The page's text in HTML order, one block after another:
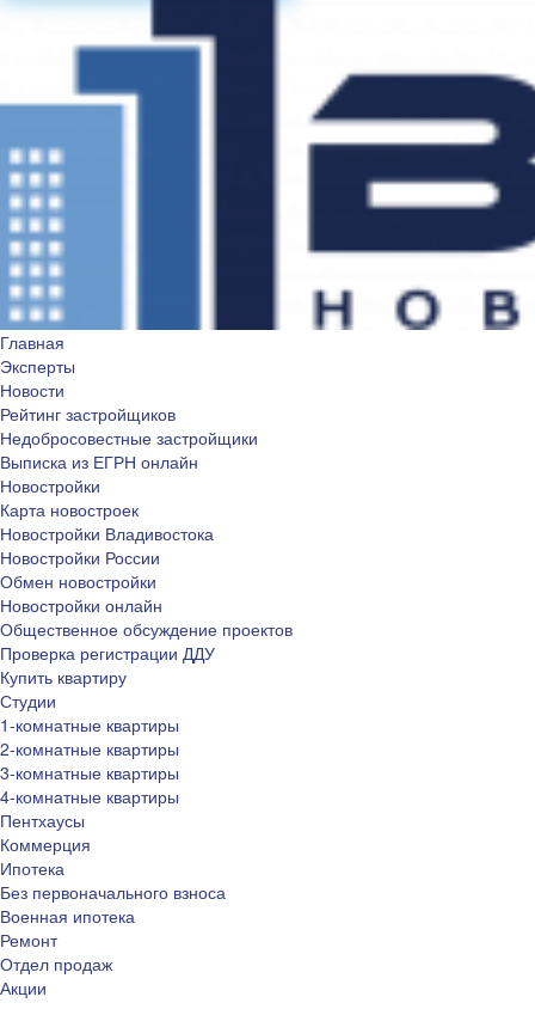
Главная
Эксперты
Новости
Рейтинг застройщиков
Недобросовестные застройщики
Выписка из ЕГРН онлайн
Новостройки
Карта новостроек
Новостройки Владивостока
Новостройки России
Обмен новостройки
Новостройки онлайн
Общественное обсуждение проектов
Проверка регистрации ДДУ
Купить квартиру
Студии
1-комнатные квартиры
2-комнатные квартиры
3-комнатные квартиры
4-комнатные квартиры
Пентхаусы
Коммерция
Ипотека
Без первоначального взноса
Военная ипотека
Ремонт
Отдел продаж
Акции